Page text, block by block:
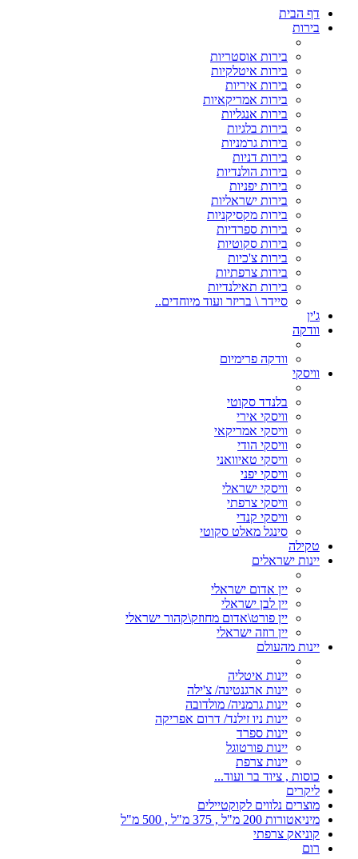
דף הבית
בירות
בירות אוסטריות
בירות איטלקיות
בירות איריות
בירות אמריקאיות
בירות אנגליות
בירות בלגיות
בירות גרמניות
בירות דניות
בירות הולנדיות
בירות יפניות
בירות ישראליות
בירות מקסיקניות
בירות ספרדיות
בירות סקוטיות
בירות צ'כיות
בירות צרפתיות
בירות תאילנדיות
סיידר \ בריזר ועוד מיוחדים..
ג'ין
וודקה
וודקה פרימיום
וויסקי
בלנדד סקוטי
וויסקי אירי
וויסקי אמריקאי
וויסקי הודי
וויסקי טאיוואני
וויסקי יפני
וויסקי ישראלי
וויסקי צרפתי
וויסקי קנדי
סינגל מאלט סקוטי
טקילה
יינות ישראלים
יין אדום ישראלי
יין לבן ישראלי
יין פורט\אדום מחוזק\קהור ישראלי
יין רוזה ישראלי
יינות מהעולם
יינות איטליה
יינות ארגנטינה/ צ'ילה
יינות גרמניה/ מולדובה
יינות ניו זילנד/ דרום אפריקה
יינות ספרד
יינות פורטוגל
יינות צרפת
כוסות , ציוד בר ועוד...
ליקרים
מוצרים נלווים לקוקטיילים
מיניאטורות 200 מ"ל , 375 מ"ל , 500 מ"ל
קוניאק צרפתי
רום